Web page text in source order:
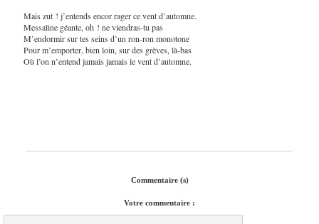
Mais zut ! j’entends encor rager ce vent d’automne.
Messaline géante, oh ! ne viendras-tu pas
M’endormir sur tes seins d’un ron-ron monotone
Pour m’emporter, bien loin, sur des grèves, là-bas
Où l’on n’entend jamais jamais le vent d’automne.
Commentaire (s)
Votre commentaire :